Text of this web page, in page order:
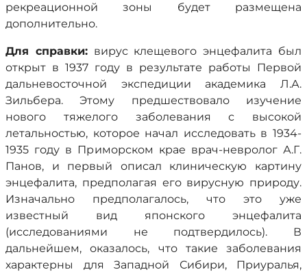
рекреационной зоны будет размещена
дополнительно.
Для справки:вирус клещевого энцефалита был
открыт в 1937 году в результате работы Первой
дальневосточной экспедиции академика Л.А.
Зильбера. Этому предшествовало изучение
нового тяжелого заболевания с высокой
летальностью, которое начал исследовать в 1934-
1935 году в Приморском крае врач-невролог А.Г.
Панов, и первый описал клиническую картину
энцефалита, предполагая его вирусную природу.
Изначально предполагалось, что это уже
известный вид японского энцефалита
(исследованиями не подтвердилось). В
дальнейшем, оказалось, что такие заболевания
характерны для Западной Сибири, Приуралья,